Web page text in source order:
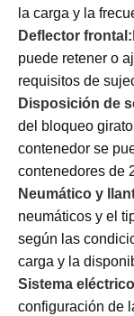
la carga y la
Deflector frontal:
puede retener o
requisitos de
Disposición de
del bloqueo
contenedor se
contenedores de
Neumático y
neumáticos y el
según las
carga y la
Sistema
configuración de